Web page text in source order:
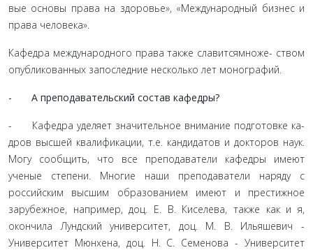
вые основы права на здоровье», «Международный бизнес и
права человека».
Кафедра международного права также славитсямноже- ством
опубликованных запоследние несколько лет моногра­фий.
- А преподавательский состав кафедры?
- Кафедра уделяет значительное внимание подготовке ка­
дров высшей квалификации, т.е. кандидатов и докторов наук.
Могу сообщить, что все преподаватели кафедры имеют
ученые степени. Многие наши преподаватели наряду с
российским высшим образованием имеют и престижное
зарубежное, на­пример, доц. Е. В. Киселева, также как и я,
окончила Лундский университет, доц. М. В. Ильяшевич -
Университет Мюнхена, доц. Н. С. Семенова - Университет